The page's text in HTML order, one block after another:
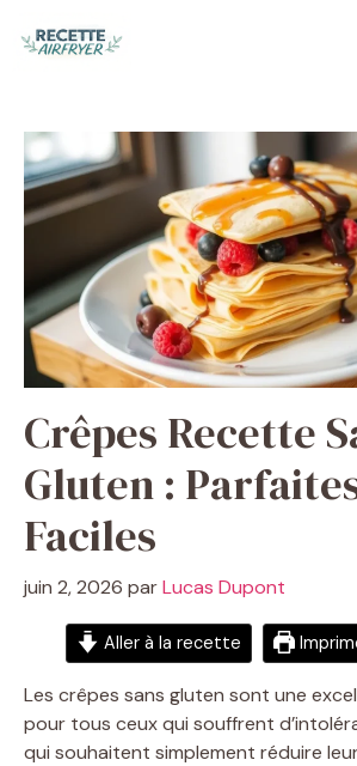
Crêpes Recette
Gluten :
Faciles
juin 2, 2026 parLucas Dupont
Aller à la recette
Les crêpes sans gluten sont une
pour tous ceux qui souffrent
qui souhaitent simplement réduire